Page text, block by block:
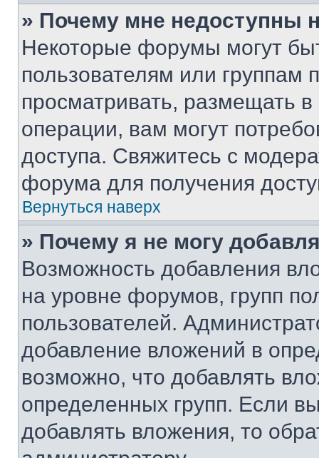
» Почему мне недоступны
Некоторые форумы могут
пользователям или группам
просматривать, размещать
операции, вам могут
доступа. Свяжитесь с
форума для получения
Вернуться наверх
» Почему я не могу
Возможность добавления
на уровне форумов, групп
пользователей.
добавление вложений в
возможно, что добавлять
определенных групп. Если
добавлять вложения, то